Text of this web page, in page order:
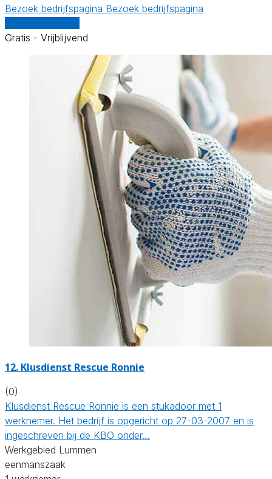
Bezoek bedrijfspagina Bezoek bedrijfspagina
Gratis - Vrijblijvend
12. Klusdienst Rescue Ronnie
(0)
Klusdienst Rescue Ronnie is een stukadoor met 1
werknemer. Het bedrijf is opgericht op 27-03-2007 en is
ingeschreven bij de KBO onder…
Werkgebied Lummen
eenmanszaak